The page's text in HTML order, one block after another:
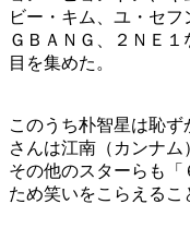
ビー・キム、ユ・セフ
ＧＢＡＮＧ、２ＮＥ
目を集めた。
このうち朴智星は恥
さんは江南（カンナム
その他のスターらも
ため笑いをこらえるこ